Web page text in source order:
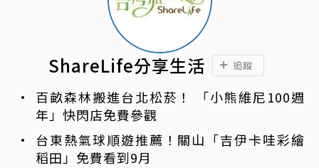
ShareLife分享生活 追蹤
百畝森林搬進台北松菸！ 「小熊維尼100週
年」快閃店免費參觀
台東熱氣球順遊推薦！關山「吉伊卡哇彩繪
稻田」免費看到9月